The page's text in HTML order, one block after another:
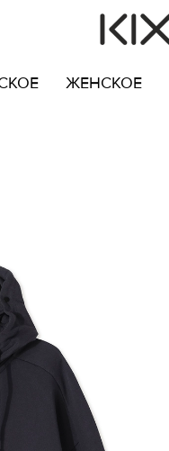
ЖЕНСКОЕ